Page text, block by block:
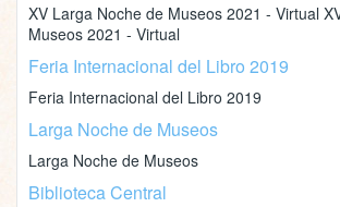
XV Larga Noche de Museos 2021 - Virtual
Museos 2021 - Virtual
Feria Internacional del Libro 2019
Feria Internacional del Libro 2019
Larga Noche de Museos
Larga Noche de Museos
Biblioteca Central